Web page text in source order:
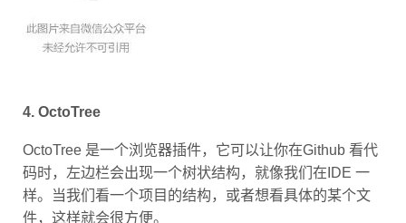
4. OctoTree
OctoTree 是一个浏览器插件，它可以让你在Github 看代
码时，左边栏会出现一个树状结构，就像我们在IDE 一
样。当我们看一个项目的结构，或者想看具体的某个文
件，这样就会很方便。